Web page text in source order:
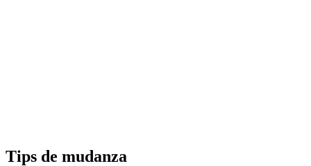
Tips de mudanza